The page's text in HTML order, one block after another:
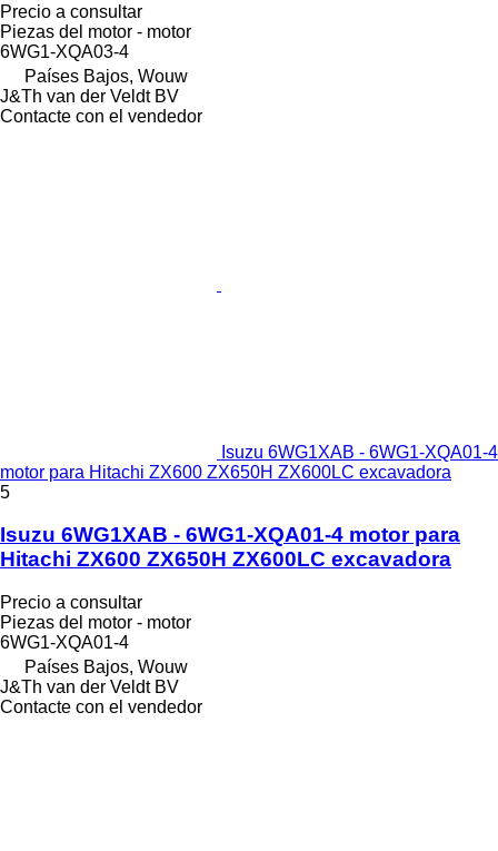
Precio a consultar
Piezas del motor - motor
6WG1-XQA03-4
Países Bajos, Wouw
J&Th van der Veldt BV
Contacte con el vendedor
Isuzu 6WG1XAB - 6WG1-XQA01-4
motor para Hitachi ZX600 ZX650H ZX600LC excavadora
5
Isuzu 6WG1XAB - 6WG1-XQA01-4 motor para
Hitachi ZX600 ZX650H ZX600LC excavadora
Precio a consultar
Piezas del motor - motor
6WG1-XQA01-4
Países Bajos, Wouw
J&Th van der Veldt BV
Contacte con el vendedor